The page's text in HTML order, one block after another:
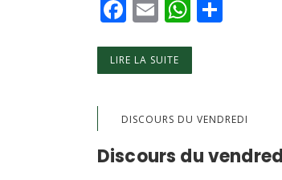
Facebook
Email
LIRE LA SUITE
DISCOURS DU VENDREDI
Discours du